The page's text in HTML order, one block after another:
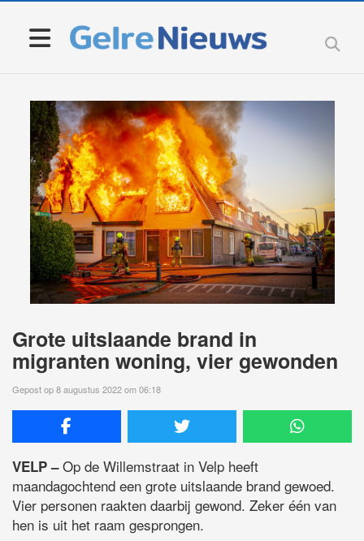
Grote uitslaande brand in
migranten woning, vier gewonden
Gepost op 8 augustus 2022 om 06:18
VELP –Op de Willemstraat in Velp heeft
maandagochtend een grote uitslaande brand gewoed.
Vier personen raakten daarbij gewond. Zeker één van
hen is uit het raam gesprongen.